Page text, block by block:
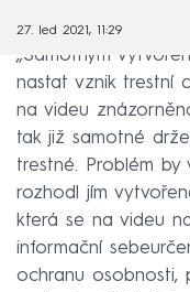
27. led 2021, 11:29
„Samotným
nastat vznik trestní
na videu
tak již samotné
trestné. Problém by
rozhodl jím
která se na videu
informační
ochranu osobnosti,